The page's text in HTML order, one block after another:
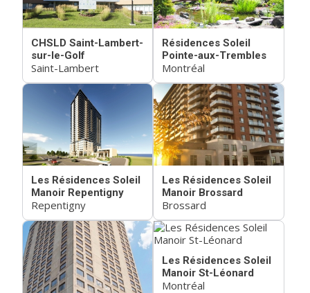
CHSLD Saint-Lambert-
sur-le-Golf
Saint-Lambert
Résidences Soleil
Pointe-aux-Trembles
Montréal
Les Résidences Soleil
Manoir Repentigny
Repentigny
Les Résidences Soleil
Manoir Brossard
Brossard
Les Résidences Soleil
Manoir St-Léonard
Montréal